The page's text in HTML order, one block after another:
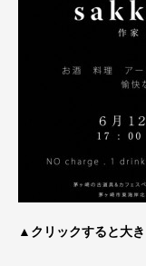
▲クリックすると大き